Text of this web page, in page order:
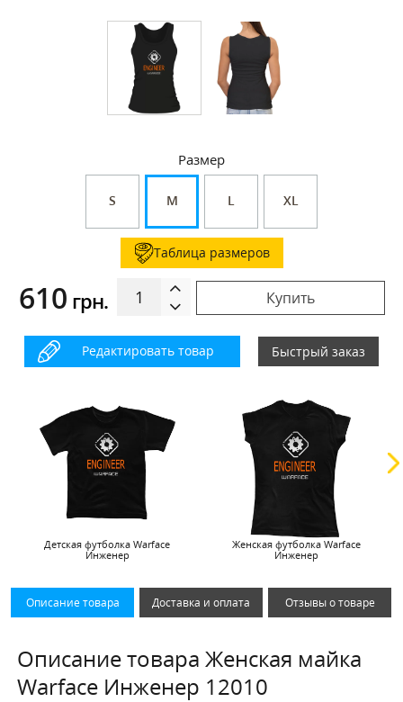
Размер
S M L XL
Таблица размеров
610 грн. Купить
Редактировать товар Быстрый заказ
Детская футболка Warface
Инженер
Женская футболка Warface
Инженер
Описание товара Доставка и оплата Отзывы о товаре
Описание товара Женская майка
Warface Инженер 12010